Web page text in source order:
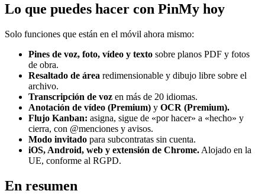
Lo que puedes hacer con PinMy hoy
Solo funciones que están en el móvil ahora mismo:
Pines de voz, foto, vídeo y texto sobre planos PDF y fotos
de obra.
Resaltado de área redimensionable y dibujo libre sobre el
archivo.
Transcripción de voz en más de 20 idiomas.
Anotación de vídeo (Premium) y OCR (Premium).
Flujo Kanban: asigna, sigue de «por hacer» a «hecho» y
cierra, con @menciones y avisos.
Modo invitado para subcontratas sin cuenta.
iOS, Android, web y extensión de Chrome. Alojado en la
UE, conforme al RGPD.
En resumen